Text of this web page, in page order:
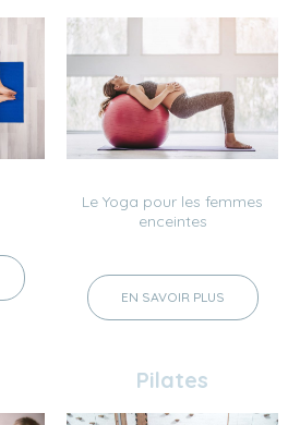
Le Yoga pour les femmes
enceintes
EN SAVOIR PLUS
Pilates